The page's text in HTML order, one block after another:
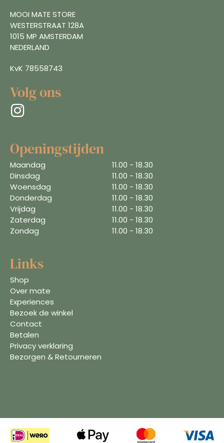
MOOI MATE STORE
WESTERSTRAAT 128A
1015 MP AMSTERDAM
NEDERLAND
KvK 78558743
Volg ons
Openingstijden
Maandag
Dinsdag
Woensdag
Donderdag
Vrijdag
Zaterdag
Zondag
11.00 - 18.30
11.00 - 18.30
11.00 - 18.30
11.00 - 18.30
11.00 - 18.30
11.00 - 18.30
11.00 - 18.30
Links
Shop
Over mate
Experiences
Bezoek de winkel
Contact
Betalen
Privacy verklaring
Bezorgen & Retourneren